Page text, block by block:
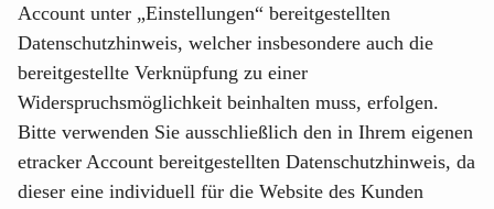
Account unter „Einstellungen“ bereitgestellten
Datenschutzhinweis, welcher insbesondere auch die
bereitgestellte Verknüpfung zu einer
Widerspruchsmöglichkeit beinhalten muss, erfolgen.
Bitte verwenden Sie ausschließlich den in Ihrem eigenen
etracker Account bereitgestellten Datenschutzhinweis, da
dieser eine individuell für die Website des Kunden